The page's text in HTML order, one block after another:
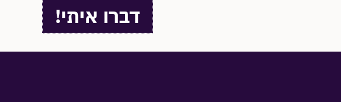
דברו איתי!